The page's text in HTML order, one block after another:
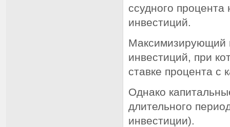
ссудного
инвестиций.
Максимизирующий
инвестиций, при
ставке процента с
Однако
длительного
инвестиции).